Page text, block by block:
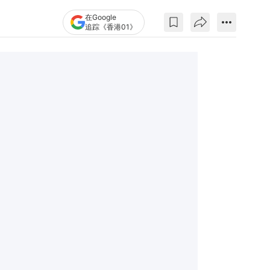
在Google
追踪《香港01》